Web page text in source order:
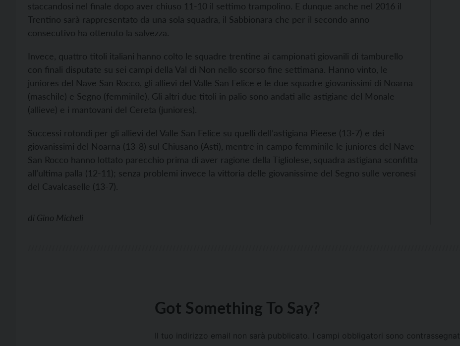
staccandosi nel finale dopo aver chiuso 11-10 il settimo trampolino. E dunque anche nel 2016 il
Trentino sarà rappresentato da una sola squadra, il Sabbionara che per il secondo anno
consecutivo ha ottenuto la salvezza.
Invece, quattro titoli italiani hanno colto le squadre trentine ai campionati giovanili di tamburello
con finali disputate su sei campi della Val di Non nello scorso fine settimana. Hanno vinto, le
juniores del Nave San Rocco, gli allievi del Valle San Felice e le due squadre giovanissimi di Noarna
(maschile) e Segno (femminile). Gli altri due titoli in palio sono andati alle astigiane del Monale
(allieve) e i mantovani del Cereta (juniores).
Successi rotondi per gli allievi del Valle San Felice su quelli dell’astigiana Pieese (13-7) e dei
giovanissimi del Noarna (13-8) sul Chiusano (Asti), mentre in campo femminile le juniores del Nave
San Rocco hanno lottato parecchio prima di aver ragione della Tigliolese, squadra astigiana sconfitta
all’ultima palla (12-11); senza problemi invece la vittoria delle giovanissime del Segno sulle veronesi
del Cavalcaselle (13-7).
di Gino Micheli
Got Something To Say?
Il tuo indirizzo email non sarà pubblicato. I campi obbligatori sono contrassegnati